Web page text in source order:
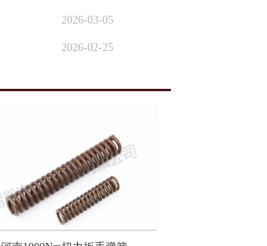
2026-03-05
2026-02-25